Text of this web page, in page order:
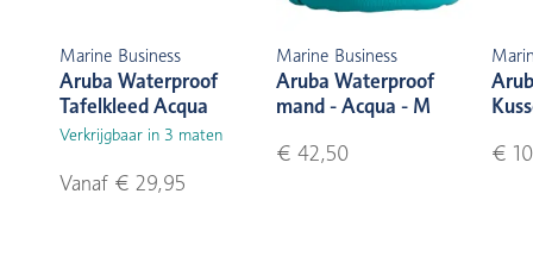
Marine Business
Aruba Waterproof
Tafelkleed Acqua
Verkrijgbaar in 3 maten
Vanaf € 29,95
Marine Business
Aruba Waterproof
mand - Acqua - M
€ 42,50
€